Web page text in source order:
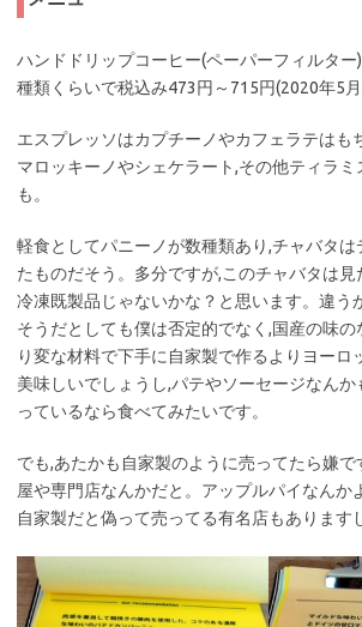
ハンドドリップコーヒー(ペーパーフィルタ
種類くらいで税込み473円～715円(2020年5月
エスプレッソはカプチーノやカフェラテはも
マロッキーノやシェケラート,その他ティラ
も。
軽食としてパニーノが数種類あり,チャバタは
たものだそう。多分ですが,このチャバタは
冷凍既製品じゃないかな？と思います。違う
そうだとしても僕は否定的でなく,国産の味の
り変な材料で下手に自家製で作るよりヨーロ
美味しいでしょうし,パテやソーセージなん
っているなら食べてみたいです。
でも,あたかも自家製のように売ってたら嫌
屋や専門店なんかだと。アップルパイなんか
自家製だと偽って売ってる有名店もあります